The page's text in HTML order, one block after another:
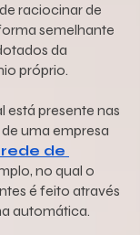
raciocinar de
semelhante
da
próprio.
está presente nas
uma empresa
de
no qual o
é feito através
automática.